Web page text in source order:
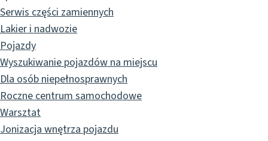
Serwis części zamiennych
Lakier i nadwozie
Pojazdy
Wyszukiwanie pojazdów na miejscu
Dla osób niepełnosprawnych
Roczne centrum samochodowe
Warsztat
Jonizacja wnętrza pojazdu